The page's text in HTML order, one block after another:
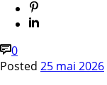
0
Posted 25 mai 2026